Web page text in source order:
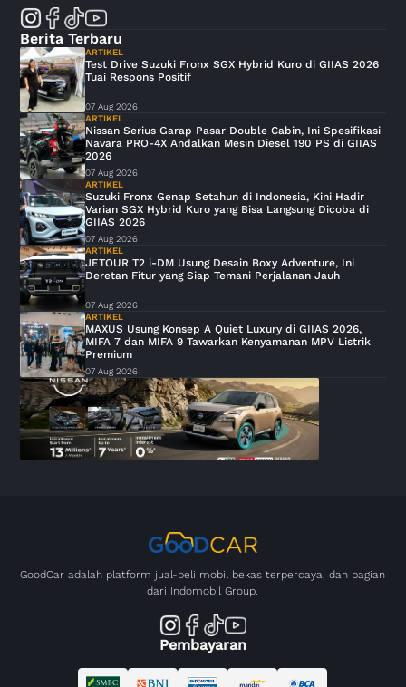
Berita Terbaru
ARTIKEL
Test Drive Suzuki Fronx SGX Hybrid Kuro di GIIAS 2026
Tuai Respons Positif
07 Aug 2026
ARTIKEL
Nissan Serius Garap Pasar Double Cabin, Ini Spesifikasi
Navara PRO-4X Andalkan Mesin Diesel 190 PS di GIIAS
2026
07 Aug 2026
ARTIKEL
Suzuki Fronx Genap Setahun di Indonesia, Kini Hadir
Varian SGX Hybrid Kuro yang Bisa Langsung Dicoba di
GIIAS 2026
07 Aug 2026
ARTIKEL
JETOUR T2 i-DM Usung Desain Boxy Adventure, Ini
Deretan Fitur yang Siap Temani Perjalanan Jauh
07 Aug 2026
ARTIKEL
MAXUS Usung Konsep A Quiet Luxury di GIIAS 2026,
MIFA 7 dan MIFA 9 Tawarkan Kenyamanan MPV Listrik
Premium
07 Aug 2026
GoodCar adalah platform jual-beli mobil bekas terpercaya, dan bagian
dari Indomobil Group.
Pembayaran